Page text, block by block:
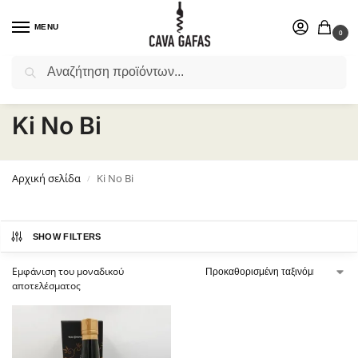
MENU
0
Επιλέξτε ένα δώρο για το αγαπημένο σας πρόσωπο.
Ki No Bi
Αρχική σελίδα / Ki No Bi
SHOW FILTERS
Εμφάνιση του μοναδικού
αποτελέσματος